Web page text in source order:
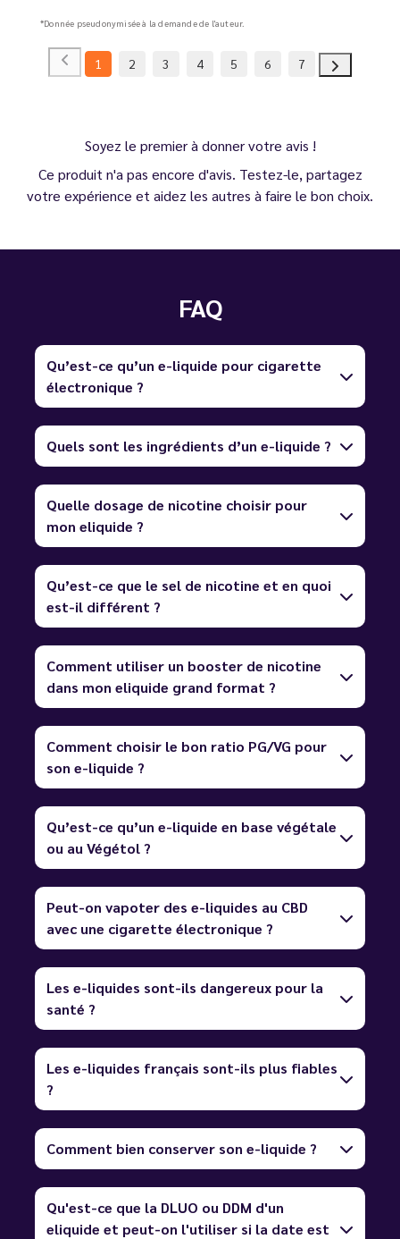
*Donnée pseudonymisée à la demande de l'auteur.
1 2 3 4 5 6 7
Soyez le premier à donner votre avis !
Ce produit n'a pas encore d'avis. Testez-le, partagez
votre expérience et aidez les autres à faire le bon choix.
FAQ
Qu’est-ce qu’un e-liquide pour cigarette
électronique ?
Quels sont les ingrédients d’un e-liquide ?
Quelle dosage de nicotine choisir pour
mon eliquide ?
Qu’est-ce que le sel de nicotine et en quoi
est-il différent ?
Comment utiliser un booster de nicotine
dans mon eliquide grand format ?
Comment choisir le bon ratio PG/VG pour
son e-liquide ?
Qu’est-ce qu’un e-liquide en base végétale
ou au Végétol ?
Peut-on vapoter des e-liquides au CBD
avec une cigarette électronique ?
Les e-liquides sont-ils dangereux pour la
santé ?
Les e-liquides français sont-ils plus fiables
?
Comment bien conserver son e-liquide ?
Qu'est-ce que la DLUO ou DDM d'un
eliquide et peut-on l'utiliser si la date est